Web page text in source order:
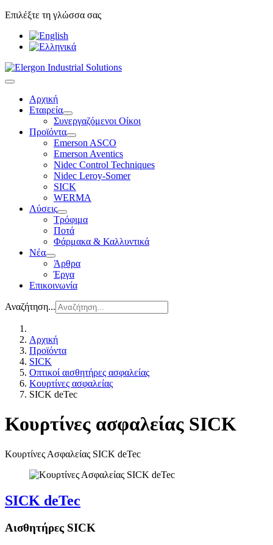
Επιλέξτε τη γλώσσα σας
Αρχική
Εταιρεία
Συνεργαζόμενοι Οίκοι
Προϊόντα
Emerson ASCO
Emerson Aventics
Nidec Control Techniques
Nidec Leroy-Somer
SICK
WERMA
Λύσεις
Τρόφιμα
Ποτά
Φάρμακα & Καλλυντικά
Νέα
Άρθρα
Έργα
Επικοινωνία
Αναζήτηση...
Αρχική
Προϊόντα
SICK
Οπτικοί αισθητήρες ασφαλείας
Κουρτίνες ασφαλείας
SICK deTec
Κουρτίνες ασφαλείας SICK
Κουρτίνες Ασφαλείας SICK deTec
SICK deTec
Αισθητήρες SICK